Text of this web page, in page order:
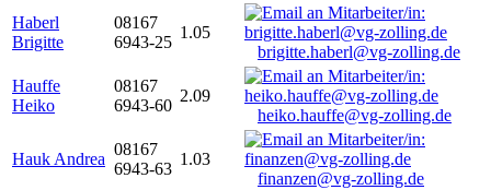
Haberl
Brigitte
08167
6943-25
1.05
brigitte.haberl@vg-zolling.de
Hauffe
Heiko
08167
6943-60
2.09
heiko.hauffe@vg-zolling.de
Hauk Andrea
08167
6943-63
1.03
finanzen@vg-zolling.de